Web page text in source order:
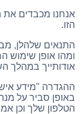
אנחנו מכבדים את
הזו.
התנאים שלהלן,
ומהו אופן שימוש
אודותייך במהלך
ההגדרה "מידע
באופן סביר על
הטלפון שלך וכן